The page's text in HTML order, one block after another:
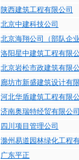
陕西建筑工程有限公司
北京中建科技公司
北京海翔公司（部队企业
洛阳星中建筑工程有限
北京岩松市政建筑有限
廊坊市新盛建筑设计有
河北华盾建筑工程有限
济南奥瑞特经贸有限公司
四川项目管理公司
滁州易道园林绿化工程
广东平正